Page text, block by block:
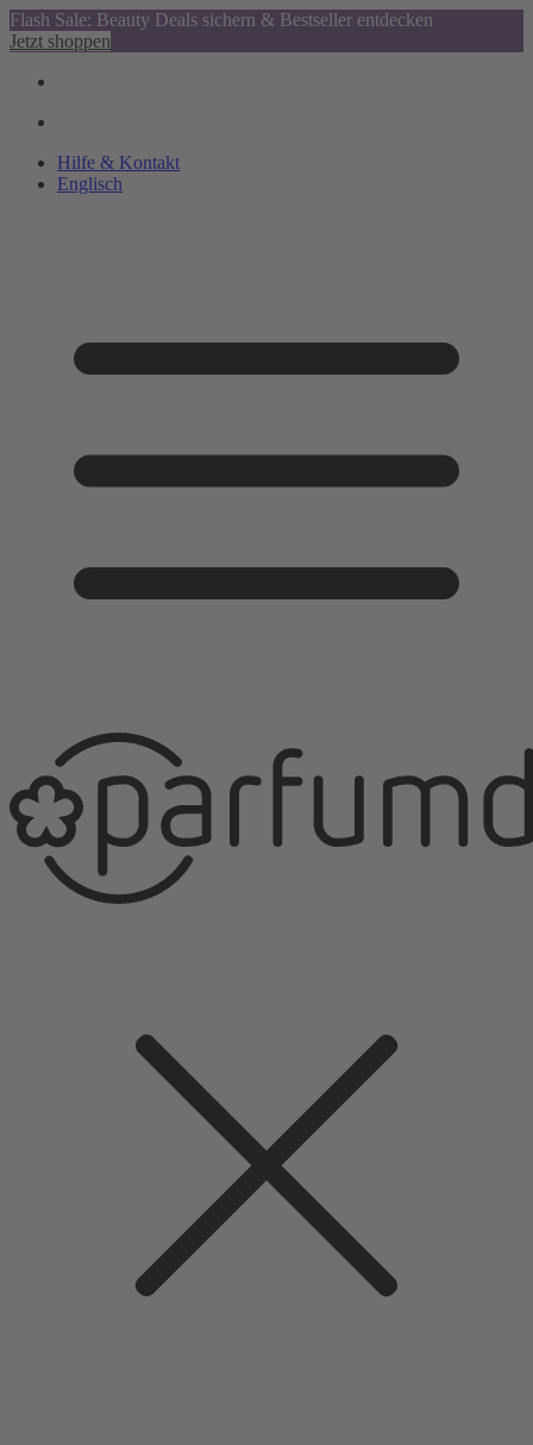
Flash Sale: Beauty Deals sichern & Bestseller entdecken
Jetzt shoppen
Hilfe & Kontakt
Englisch